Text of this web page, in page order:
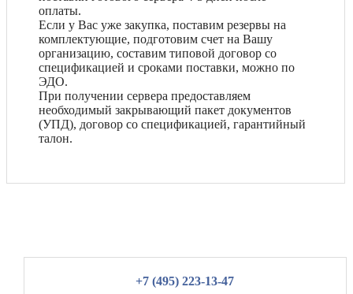
оплаты.
Если у Вас уже закупка, поставим резервы на
комплектующие, подготовим счет на Вашу
организацию, составим типовой договор со
спецификацией и сроками поставки, можно по
ЭДО.
При получении сервера предоставляем
необходимый закрывающий пакет документов
(УПД), договор со спецификацией, гарантийный
талон.
+7 (495) 223-13-47